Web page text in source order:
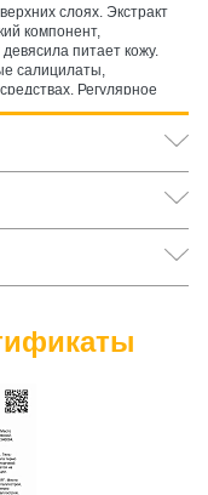
слоях. Экстракт
компонент,
питает кожу.
салицилаты,
Регулярное
коры белой ивы
кожу от
и тонизирующий
кожу. Бишофит